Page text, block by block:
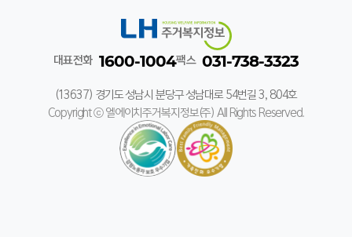
대표전화 1600-1004팩스 031-738-3323
(13637) 경기도 성남시 분당구 성남대로 54번길 3, 804호
Copyright ⓒ 엘에이치주거복지정보(주) All Rights Reserved.